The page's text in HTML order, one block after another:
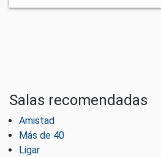
Salas recomendadas
Amistad
Más de 40
Ligar